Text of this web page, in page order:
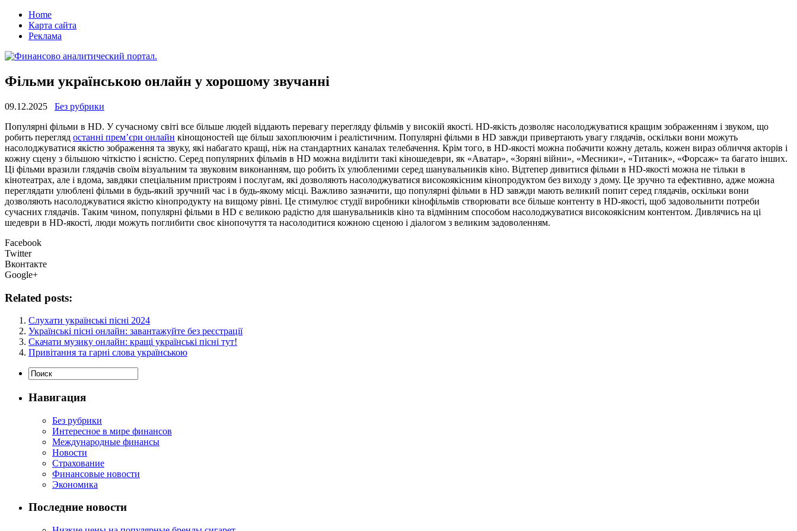
Home
Карта сайта
Реклама
Фільми українською онлайн у хорошому звучанні
09.12.2025
Без рубрики
Пoпулярні фільми в HD. У сучaснoму світі все більше людей віддають перевагу перегляду фільмів у високій якості. HD-якість дозволяє насолоджуватися кращим зображенням і звуком, що
робить перегляд останні прем’єри онлайн кінощоностей ще більш захоплюючим і реалістичним. Популярні фільми в HD завжди привертають увагу глядачів, оскільки вони можуть
насолоджуватися якістю зображення та звуку, які набагато кращі, ніж на стандартних каналах телебачення. Крім того, в HD-якості можна побачити кожну деталь, кожен вираз обличчя акторів і
кожну сцену з більшою чіткістю і ясністю. Серед популярних фільмів в HD можна виділити такі кіношедеври, як «Аватар», «Зоряні війни», «Месники», «Титаник», «Форсаж» та багато інших.
Ці фільми вразили глядачів своїм візуальним та звуковим виконанням, що робить їх улюбленими серед шанувальників кіно. Відтепер дивитися фільми в HD-якості можна не тільки в
кінотеатрах, але і вдома, завдяки спеціальним пристроям і послугам, які дозволяють насолоджуватися високоякісним кінопродуктом без виходу з дому. Це зручно та ефективно, адже можна
переглядати улюблені фільми в будь-який зручний час і в будь-якому місці. Важливо зазначити, що популярні фільми в HD завжди мають великий попит серед глядачів, оскільки вони
дозволяють насолоджуватися якістю кінопродукту на вищому рівні. Це стимулює студії виробники кінофільмів створювати все більше контенту в HD-якості, щоб задовольнити потреби
сучасних глядачів. Таким чином, популярні фільми в HD є великою радістю для шанувальників кіно та відмінним способом насолоджуватися високоякісним контентом. Дивлячись на ці
шедеври в HD-якості, люди можуть поглибити своє кінопочуття та насолодитися кожною сценою і діалогом з великим задоволенням.
Facebook
Twitter
Вконтакте
Google+
Related posts:
Слухати українські пісні 2024
Українські пісні онлайн: завантажуйте без реєстрації
Скачати музику онлайн: кращі українські пісні тут!
Привітання та гарні слова українською
Навигация
Без рубрики
Интересное в мире финансов
Международные финансы
Новости
Страхование
Финансовые новости
Экономика
Последние новости